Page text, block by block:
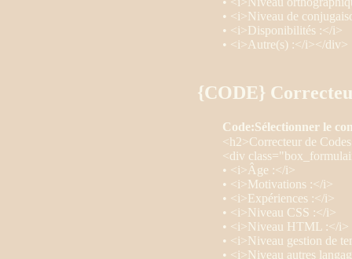
• <i>Niveau de
• <i>Disponibilités :</i>
• <i>Autre(s) :</i></div>
{CODE}
Code:Sélectionner le
<h2>Correcteur de
<div
• <i>Âge :</i>
• <i>Motivations :</i>
• <i>Expériences :</i>
• <i>Niveau CSS :</i>
• <i>Niveau HTML :</i>
• <i>Niveau gestion de
• <i>Niveau autres